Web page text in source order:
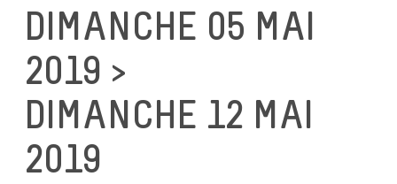
DIMANCHE 05 MAI
2019 >
DIMANCHE 12 MAI
2019